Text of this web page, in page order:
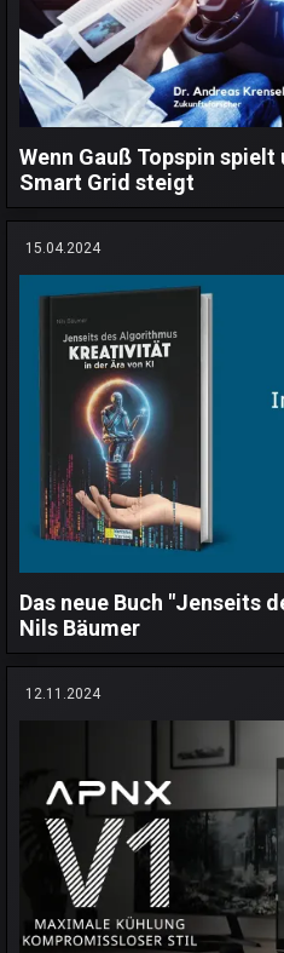
Wenn Gauß Topspin
Smart Grid steigt
15.04.2024
Das neue Buch "Jenseits
Nils Bäumer
12.11.2024